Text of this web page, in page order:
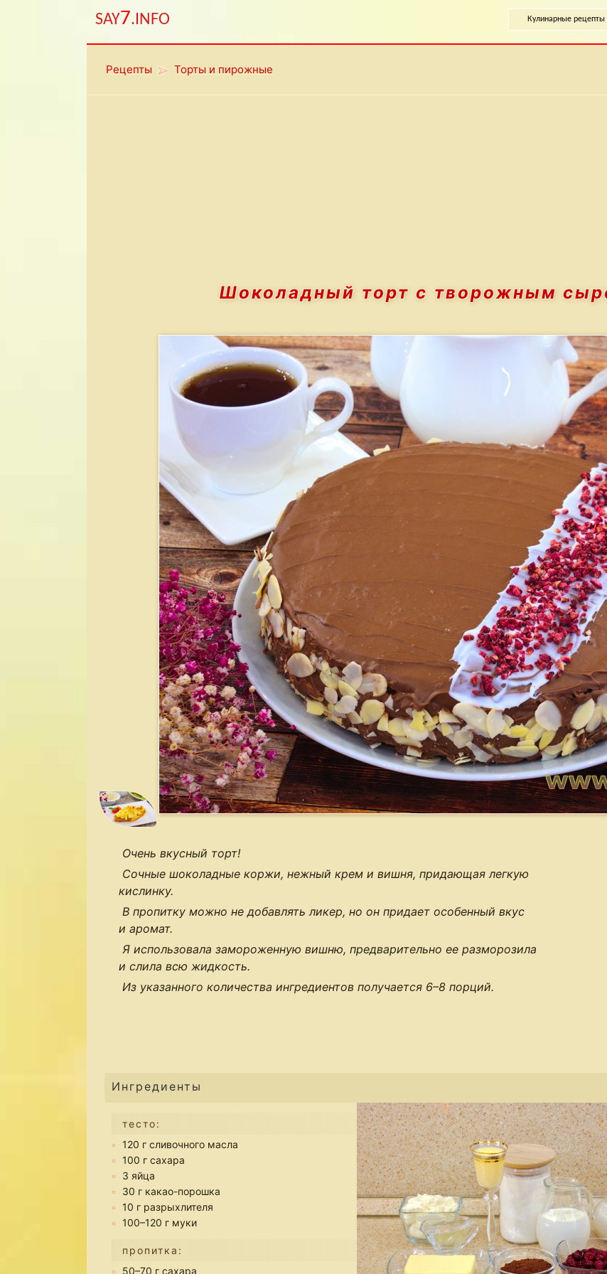
SAY7.INFO Кулинарные рецепты
Рецепты Торты и пирожные
Шоколадный торт с творожным
Очень вкусный торт!
Сочные шоколадные коржи, нежный крем и вишня, придающая легкую
кислинку.
В пропитку можно не добавлять ликер, но он придает особенный вкус
и аромат.
Я использовала замороженную вишню, предварительно ее разморозила
и слила всю жидкость.
Из указанного количества ингредиентов получается 6–8 порций.
Ингредиенты
тесто:
120 г сливочного масла
100 г сахара
3 яйца
30 г какао-порошка
10 г разрыхлителя
100–120 г муки
пропитка:
50–70 г сахара